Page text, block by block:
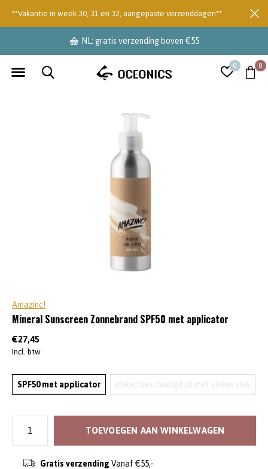
0 0
NL: gratis verzending boven €55
**Vakantie in week 30, 31 en 32, aangepaste verzenddagen**
Amazinc!
Mineral Sunscreen Zonnebrand SPF50 met applicator
€27,45
Incl. btw
SPF50 met applicator etiket beschadigd of met kleine vlek
TOEVOEGEN AAN WINKELWAGEN
Gratis verzending Vanaf €55,-